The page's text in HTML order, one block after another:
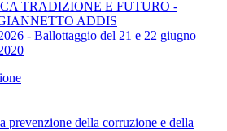
TRADIZIONE E FUTURO -
ADDIS
- Ballottaggio del 21 e 22 giugno
prevenzione della corruzione e della